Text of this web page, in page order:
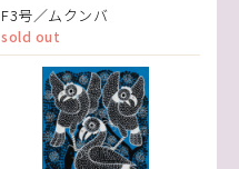
F3号／ムクンバ
sold out